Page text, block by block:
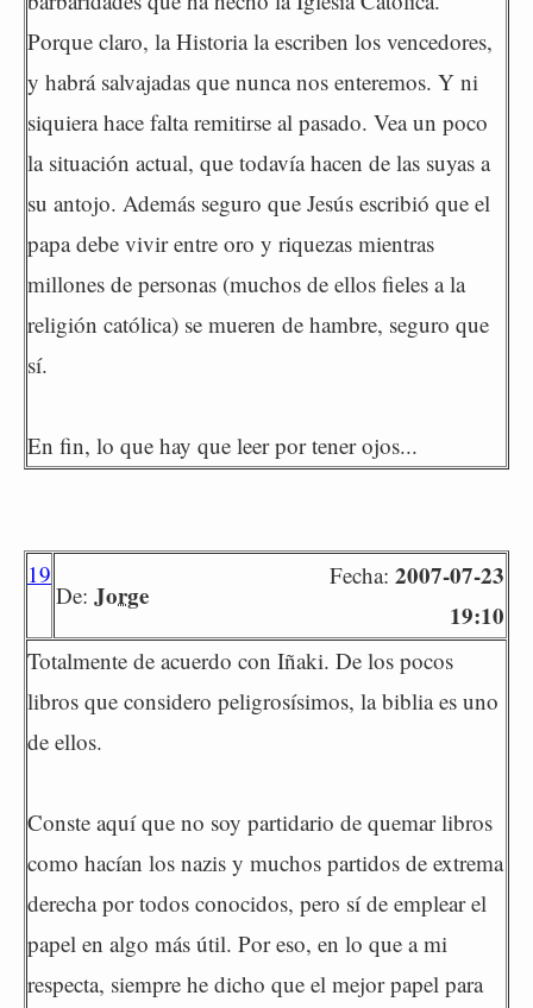
Porque claro, la Historia la escriben los vencedores,
y habrá salvajadas que nunca nos enteremos. Y ni
siquiera hace falta remitirse al pasado. Vea un poco
la situación actual, que todavía hacen de las suyas a
su antojo. Además seguro que Jesús escribió que el
papa debe vivir entre oro y riquezas mientras
millones de personas (muchos de ellos fieles a la
religión católica) se mueren de hambre, seguro que
sí.
En fin, lo que hay que leer por tener ojos...
19
De: Jorge
Fecha: 2007-07-23
19:10
Totalmente de acuerdo con Iñaki. De los pocos
libros que considero peligrosísimos, la biblia es uno
de ellos.
Conste aquí que no soy partidario de quemar libros
como hacían los nazis y muchos partidos de extrema
derecha por todos conocidos, pero sí de emplear el
papel en algo más útil. Por eso, en lo que a mi
respecta, siempre he dicho que el mejor papel para